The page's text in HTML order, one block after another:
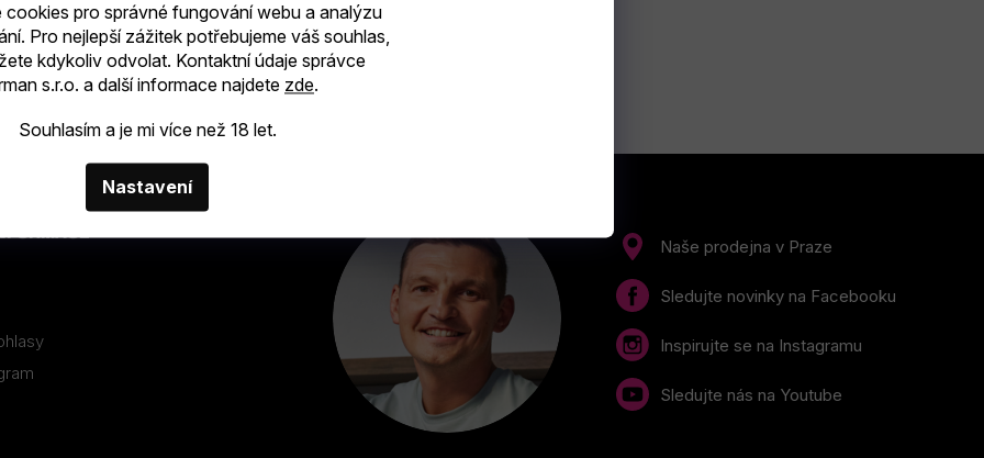
cookies pro správné fungování webu a analýzu
Pro nejlepší zážitek potřebujeme váš souhlas,
kdykoliv odvolat. Kontaktní údaje správce
s.r.o. a další informace najdete zde.
Souhlasím a je mi více než 18 let.
Nastavení
Naše prodejna v Praze
Sledujte novinky na Facebooku
Inspirujte se na Instagramu
Sledujte nás na Youtube